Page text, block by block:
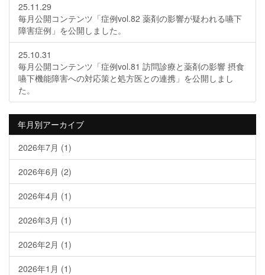
25.11.29
毎月公開コンテンツ「症例vol.82 薬剤の影響が疑われる嚥下
障害症例」を公開しました。
25.10.31
毎月公開コンテンツ「症例vol.81 訪問診療と薬剤の影響 摂食
嚥下機能障害への対応策と処方医との連携」を公開しまし
た。
年月別アーカイブ
2026年7月 (1)
2026年6月 (2)
2026年4月 (1)
2026年3月 (1)
2026年2月 (1)
2026年1月 (1)